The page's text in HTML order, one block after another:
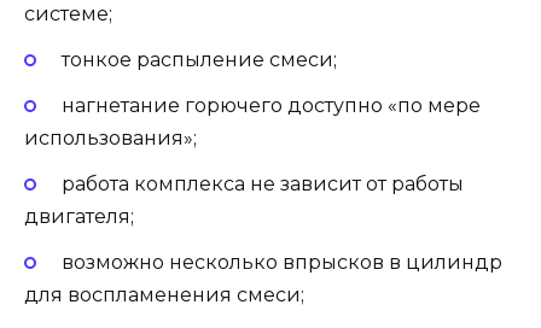
системе;
тонкое распыление смеси;
нагнетание горючего доступно «по мере
использования»;
работа комплекса не зависит от работы
двигателя;
возможно несколько впрысков в цилиндр
для воспламенения смеси;